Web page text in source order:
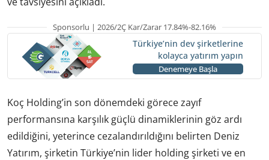
Sponsorlu | 2026/2Ç Kar/Zarar 17.84%-82.16%
Türkiye’nin dev şirketlerine
kolayca yatırım yapın
Denemeye Başla
Koç Holding’in son dönemdeki görece zayıf
performansına karşılık güçlü dinamiklerinin göz ardı
edildiğini, yeterince cezalandırıldığını belirten Deniz
Yatırım, şirketin Türkiye’nin lider holding şirketi ve en